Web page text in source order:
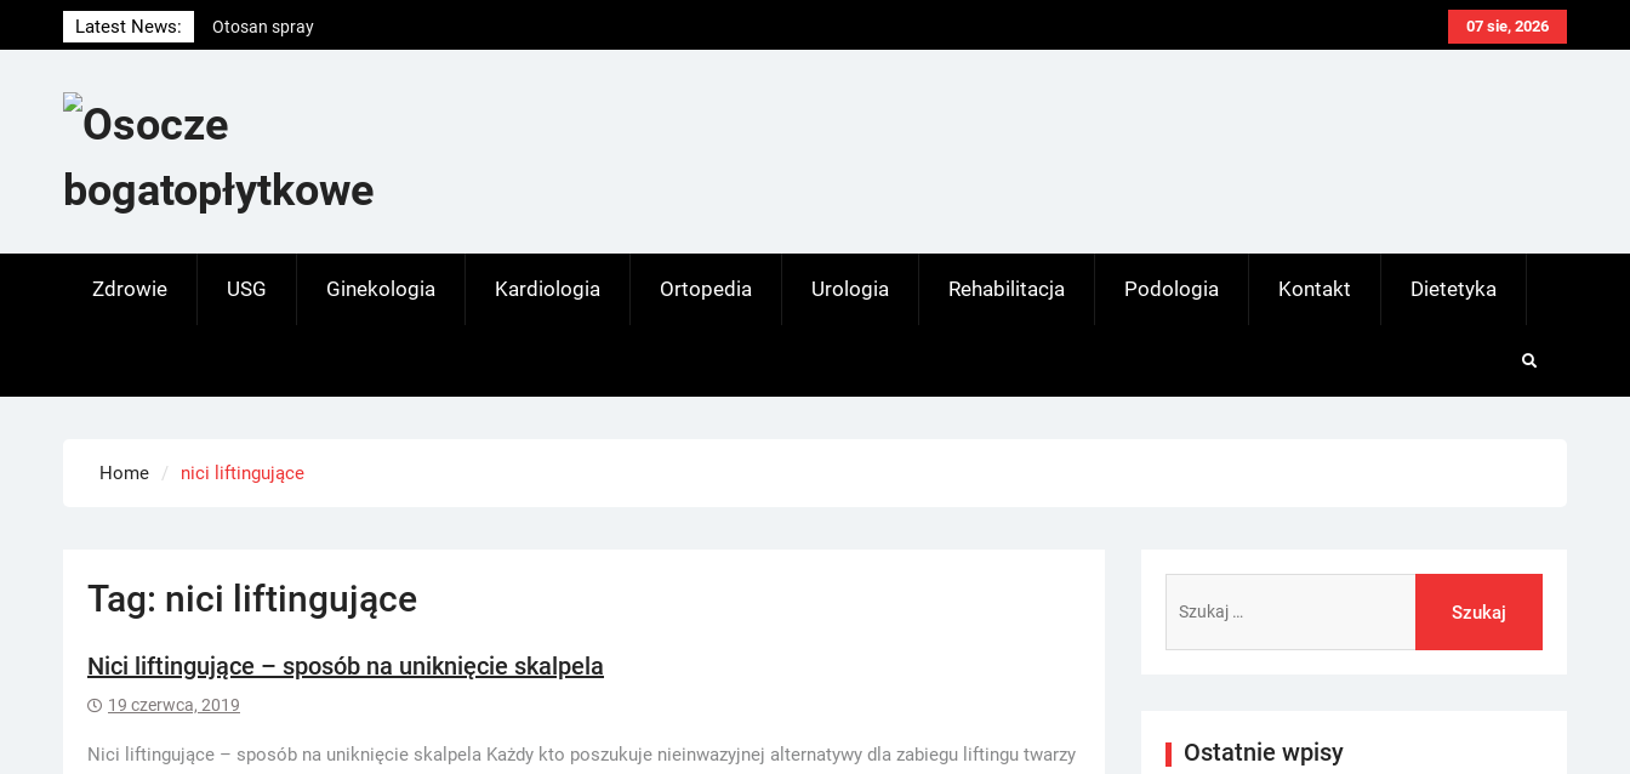
to
07 sie, 2026
Latest News:
Otosan spray
Korony
Zdrowie USG Ginekologia Kardiologia Ortopedia Urologia Rehabilitacja Podologia Kontakt Dietetyka
Home nici liftingujące
Tag: nici liftingujące
Nici liftingujące – sposób na uniknięcie skalpela
19 czerwca, 2019
Nici liftingujące – sposób na uniknięcie skalpela Każdy kto poszukuje nieinwazyjnej alternatywy dla zabiegu liftingu twarzy
Ostatnie wpisy